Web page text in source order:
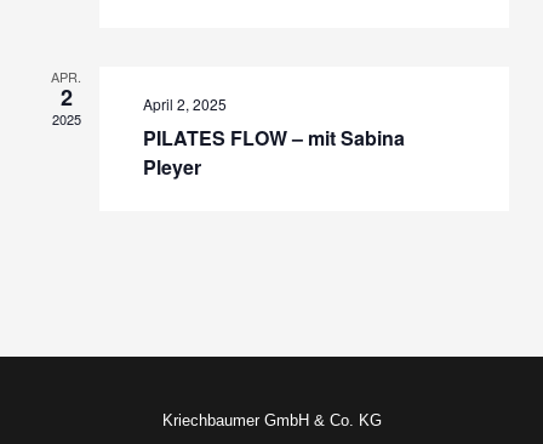
APR.
2
2025
April 2, 2025
PILATES FLOW – mit Sabina
Pleyer
Kriechbaumer GmbH & Co. KG